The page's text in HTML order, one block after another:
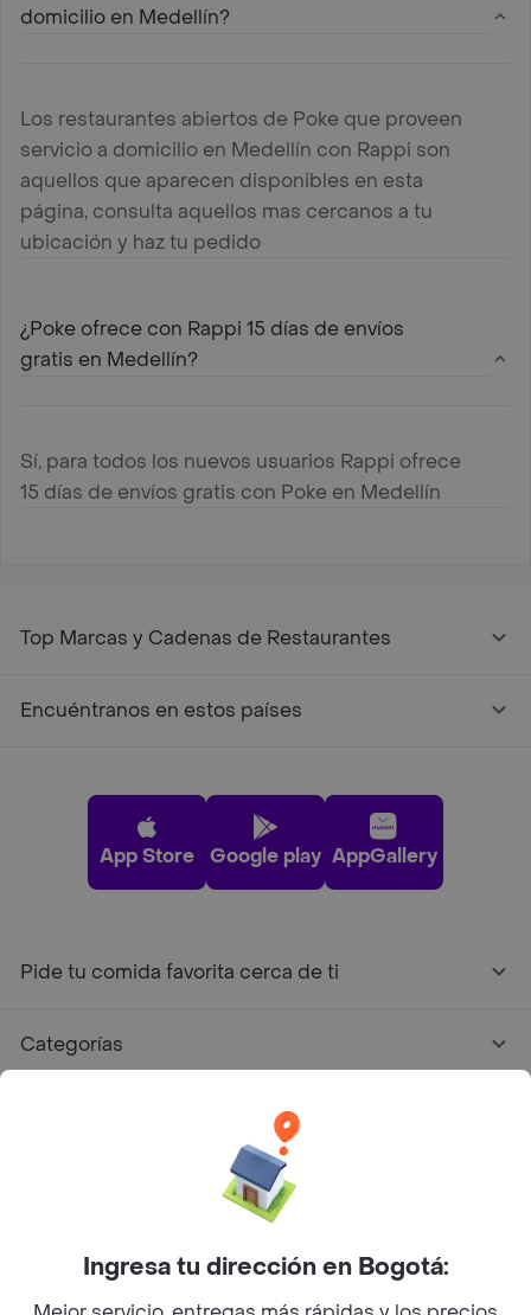
domicilio en Medellín?
Los restaurantes abiertos de Poke que proveen
servicio a domicilio en Medellín con Rappi son
aquellos que aparecen disponibles en esta
página, consulta aquellos mas cercanos a tu
ubicación y haz tu pedido
¿Poke ofrece con Rappi 15 días de envíos
gratis en Medellín?
Sí, para todos los nuevos usuarios Rappi ofrece
15 días de envíos gratis con Poke en Medellín
Top Marcas y Cadenas de Restaurantes
Encuéntranos en estos países
App Store Google play AppGallery
Pide tu comida favorita cerca de ti
Categorías
Facebook
Twitter
Instagram
Ingresa tu dirección en Bogotá: